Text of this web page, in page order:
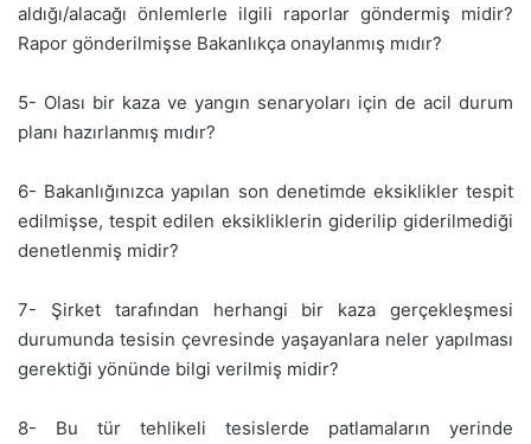
aldığı/alacağı önlemlerle ilgili raporlar göndermiş midir?
Rapor gönderilmişse Bakanlıkça onaylanmış mıdır?
5- Olası bir kaza ve yangın senaryoları için de acil durum
planı hazırlanmış mıdır?
6- Bakanlığınızca yapılan son denetimde eksiklikler tespit
edilmişse, tespit edilen eksikliklerin giderilip giderilmediği
denetlenmiş midir?
7- Şirket tarafından herhangi bir kaza gerçekleşmesi
durumunda tesisin çevresinde yaşayanlara neler yapılması
gerektiği yönünde bilgi verilmiş midir?
8- Bu tür tehlikeli tesislerde patlamaların yerinde